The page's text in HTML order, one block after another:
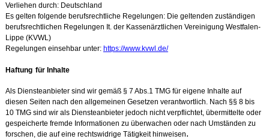
Verliehen durch: Deutschland
Es gelten folgende berufsrechtliche Regelungen: Die geltenden zuständigen
berufsrechtlichen Regelungen It. der Kassenärztlichen Vereinigung Westfalen-
Lippe (KVWL)
Regelungen einsehbar unter: https://www.kvwl.de/
Haftung für Inhalte
Als Diensteanbieter sind wir gemäß § 7 Abs.1 TMG für eigene Inhalte auf
diesen Seiten nach den allgemeinen Gesetzen verantwortlich. Nach §§ 8 bis
10 TMG sind wir als Diensteanbieter jedoch nicht verpflichtet, übermittelte oder
gespeicherte fremde Informationen zu überwachen oder nach Umständen zu
forschen, die auf eine rechtswidrige Tätigkeit hinweisen.